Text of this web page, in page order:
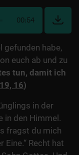
00:54
gefunden habe,
euch ab und zu
tun, damit ich
16)
in der
in den Himmel.
fragst du mich
Eine.“ Recht hat